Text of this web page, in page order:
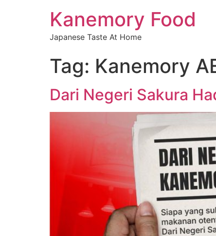
Kanemory Food
Japanese Taste At Home
Tag: Kanemory
Dari Negeri Sakura